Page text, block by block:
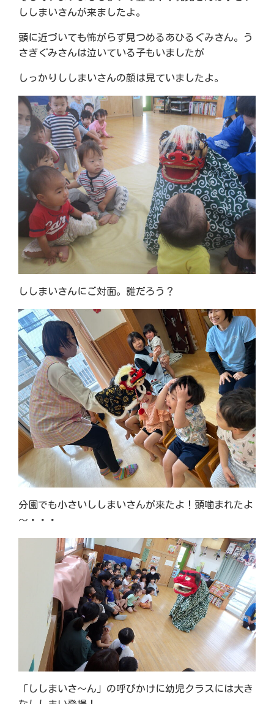
ししまいさんが来ましたよ。
頭に近づいても怖がらず見つめるあひるぐみさん。う
さぎぐみさんは泣いている子もいましたが
しっかりししまいさんの顔は見ていましたよ。
ししまいさんにご対面。誰だろう？
分園でも小さいししまいさんが来たよ！頭噛まれたよ
～・・・
「ししまいさ～ん」の呼びかけに幼児クラスには大き